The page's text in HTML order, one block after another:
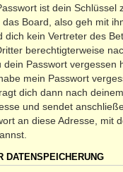
ist dein Schlüssel
Board, also geh mit
dich kein Vertreter des
berechtigterweise
dein Passwort vergessen
mein Passwort
dich dann nach
und sendet
an diese Adresse, mit
DATENSPEICHERUNG